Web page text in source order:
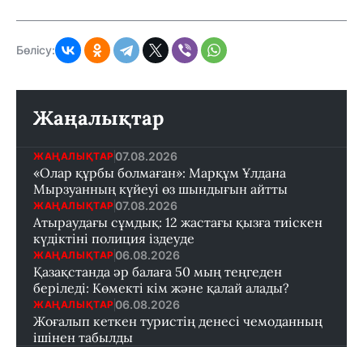
Бөлісу:
Жаңалықтар
ЖАҢАЛЫҚТАР 07.08.2026
«Олар құрбы болмаған»: Марқұм Ұлдана
Мырзуанның күйеуі өз шындығын айтты
ЖАҢАЛЫҚТАР 07.08.2026
Атыраудағы сұмдық: 12 жастағы қызға тиіскен
күдіктіні полиция іздеуде
ЖАҢАЛЫҚТАР 06.08.2026
Қазақстанда әр балаға 50 мың теңгеден
беріледі: Көмекті кім және қалай алады?
ЖАҢАЛЫҚТАР 06.08.2026
Жоғалып кеткен туристің денесі чемоданның
ішінен табылды